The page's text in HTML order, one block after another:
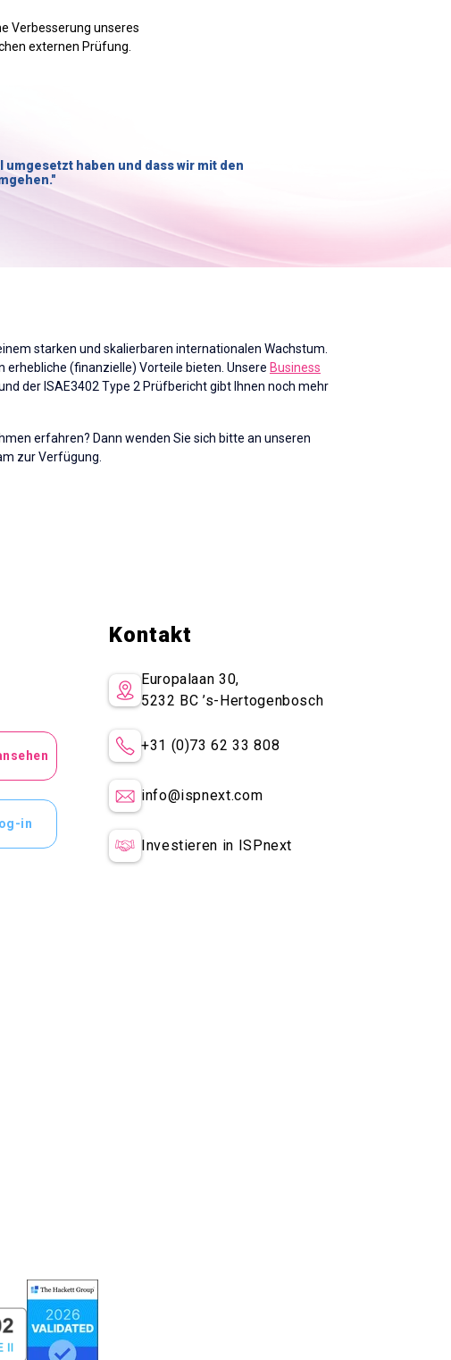
Verbesserung unseres
externen Prüfung.
umgesetzt haben und dass wir mit den
starken und skalierbaren internationalen Wachstum.
(finanzielle) Vorteile bieten. Unsere Business
der ISAE3402 Type 2 Prüfbericht gibt Ihnen noch mehr
erfahren? Dann wenden Sie sich bitte an unseren
zur Verfügung.
in
Kontakt
Europalaan 30,
5232 BC’s-Hertogenbosch
+31 (0)73 62 33 808
info@ispnext.com
Investieren in ISPnext